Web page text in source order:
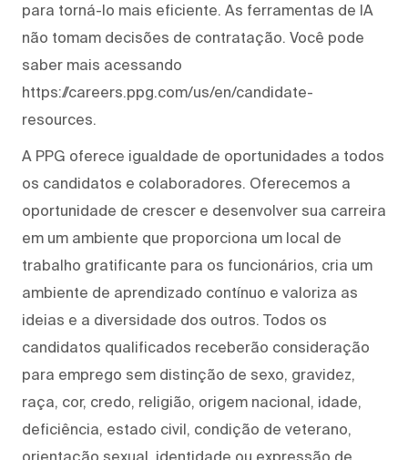
para torná-lo mais eficiente. As ferramentas de IA
não tomam decisões de contratação. Você pode
saber mais acessando
https://careers.ppg.com/us/en/candidate-
resources.
A PPG oferece igualdade de oportunidades a todos
os candidatos e colaboradores. Oferecemos a
oportunidade de crescer e desenvolver sua carreira
em um ambiente que proporciona um local de
trabalho gratificante para os funcionários, cria um
ambiente de aprendizado contínuo e valoriza as
ideias e a diversidade dos outros. Todos os
candidatos qualificados receberão consideração
para emprego sem distinção de sexo, gravidez,
raça, cor, credo, religião, origem nacional, idade,
deficiência, estado civil, condição de veterano,
orientação sexual, identidade ou expressão de